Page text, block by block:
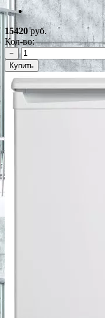
15420руб.
Кол-во:
−
Купить